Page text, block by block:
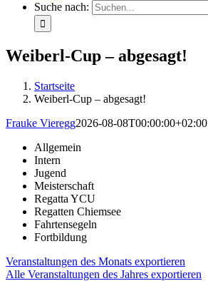
Suche nach:
Weiberl-Cup – abgesagt!
Startseite
Weiberl-Cup – abgesagt!
Frauke Vieregg2026-08-08T00:00:00+02:00
Allgemein
Intern
Jugend
Meisterschaft
Regatta YCU
Regatten Chiemsee
Fahrtensegeln
Fortbildung
Veranstaltungen des Monats exportieren
Alle Veranstaltungen des Jahres exportieren